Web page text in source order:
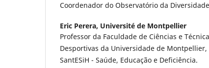
Coordenador do Observatório da
Eric Perera, Université de Montpellier
Professor da Faculdade de Ciências e
Desportivas da Universidade de
SantESiH - Saúde, Educação e Deficiência.